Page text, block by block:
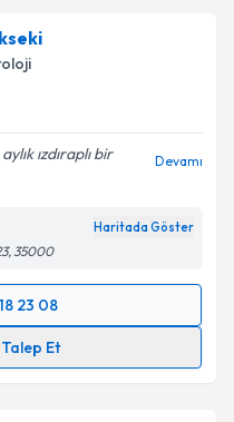
ızdıraplı bir
Devamı
Haritada Göster
35000
23 08
Et